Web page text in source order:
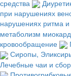
средства
при нарушениях
нарушениях ритма
метаболизм
кровообращение
Сиропы,
Лечебные чаи и